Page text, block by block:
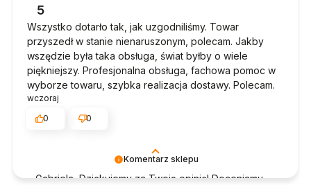
Komentarz sklepu
Gabriela, Dziękujemy za Twoją opinię! Doceniamy
5
Wszystko dotarło tak, jak uzgodniliśmy. Towar
przyszedł w stanie nienaruszonym, polecam. Jakby
wszędzie była taka obsługa, świat byłby o wiele
piękniejszy. Profesjonalna obsługa, fachowa pomoc w
wyborze towaru, szybka realizacja dostawy. Polecam.
wczoraj
0
0